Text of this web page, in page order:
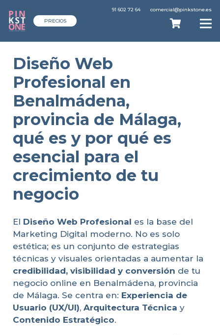
PRECIOS
91 602 72 64 comercial@pinkstone.es
Diseño Web
Profesional en
Benalmádena,
provincia de Málaga,
qué es y por qué es
esencial para el
crecimiento de tu
negocio
El Diseño Web Profesional es la base del
Marketing Digital moderno. No es solo
estética; es un conjunto de estrategias
técnicas y visuales orientadas a aumentar la
credibilidad, visibilidad y conversión de tu
negocio online en Benalmádena, provincia
de Málaga. Se centra en: Experiencia de
Usuario (UX/UI), Arquitectura Técnica y
Contenido Estratégico.